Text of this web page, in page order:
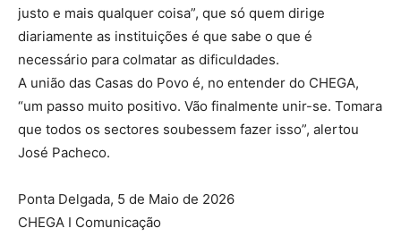
justo e mais qualquer coisa”, que só quem dirige
diariamente as instituições é que sabe o que é
necessário para colmatar as dificuldades.
A união das Casas do Povo é, no entender do CHEGA,
“um passo muito positivo. Vão finalmente unir-se. Tomara
que todos os sectores soubessem fazer isso”, alertou
José Pacheco.
Ponta Delgada, 5 de Maio de 2026
CHEGA I Comunicação